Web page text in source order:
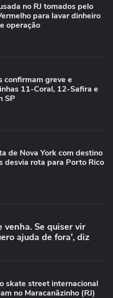
no RJ tomados pelo
para lavar dinheiro
operação
confirmam greve e
11-Coral, 12-Safira e
SP
de Nova York com destino
desvia rota para Porto Rico
venha. Se quiser vir
ajuda de fora', diz
skate street internacional
no Maracanãzinho (RJ)